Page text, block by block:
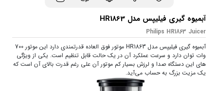
آبمیوه گیری فیلیپس مدل HR1863
Philips HR1863 Juicer
وات توان دارد و سرعت عملکرد آن در یک حالت قابل تنظیم است. یکی از ویژگی
های این دستگاه صدا و لرزش بسیار کم موتور آن علی رغم قدرت بالای آن است که
یک مزیت بزرگ به حساب می‌آید.